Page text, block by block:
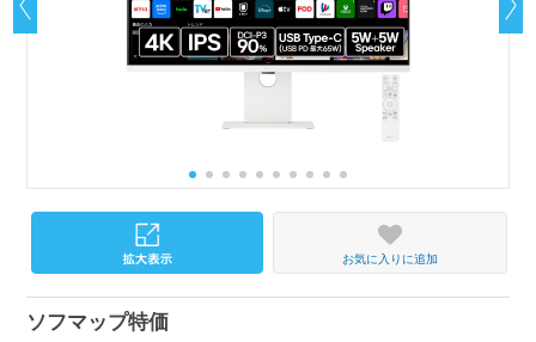
お気に入りに追加
ソフマップ特価